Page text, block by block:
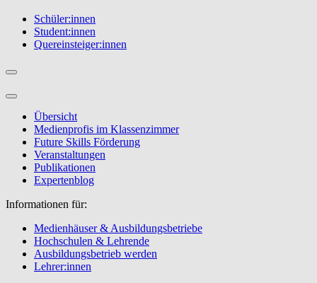
Schüler:innen
Student:innen
Quereinsteiger:innen
Übersicht
Medienprofis im Klassenzimmer
Future Skills Förderung
Veranstaltungen
Publikationen
Expertenblog
Informationen für:
Medienhäuser & Ausbildungsbetriebe
Hochschulen & Lehrende
Ausbildungsbetrieb werden
Lehrer:innen